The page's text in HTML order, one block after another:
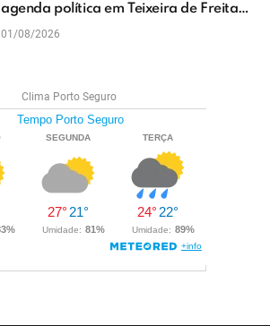
agenda política em Teixeira de Freitas
e reforçam projeto para o Extremo Sul
01/08/2026
Clima Porto Seguro